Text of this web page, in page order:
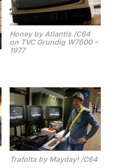
Honey by Atlantis /C64
on TVC Grundig W7600 –
1977
Trafolta by Mayday! /C64